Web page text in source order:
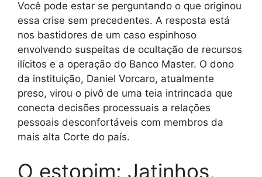
Você pode estar se perguntando o que originou
essa crise sem precedentes. A resposta está
nos bastidores de um caso espinhoso
envolvendo suspeitas de ocultação de recursos
ilícitos e a operação do Banco Master. O dono
da instituição, Daniel Vorcaro, atualmente
preso, virou o pivô de uma teia intrincada que
conecta decisões processuais a relações
pessoais desconfortáveis com membros da
mais alta Corte do país.
O estopim: Jatinhos,